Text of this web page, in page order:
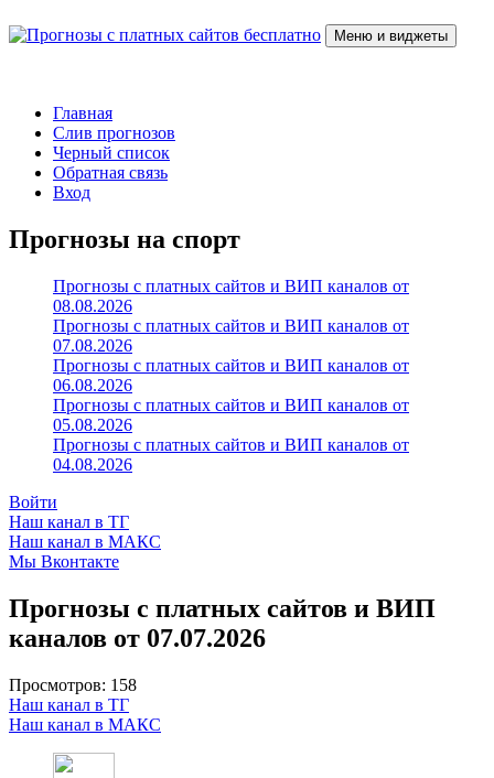
к
Меню и виджеты
Главная
Слив прогнозов
Черный список
Обратная связь
Вход
Прогнозы на спорт
Прогнозы с платных сайтов и ВИП каналов от
08.08.2026
Прогнозы с платных сайтов и ВИП каналов от
07.08.2026
Прогнозы с платных сайтов и ВИП каналов от
06.08.2026
Прогнозы с платных сайтов и ВИП каналов от
05.08.2026
Прогнозы с платных сайтов и ВИП каналов от
04.08.2026
Войти
Наш канал в ТГ
Наш канал в МАКС
Мы Вконтакте
Прогнозы с платных сайтов и ВИП
каналов от 07.07.2026
Просмотров: 158
Наш канал в ТГ
Наш канал в МАКС